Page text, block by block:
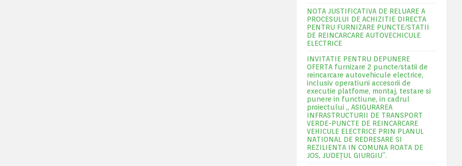
NOTA JUSTIFICATIVA DE RELUARE A
PROCESULUI DE ACHIZITIE DIRECTA
PENTRU FURNIZARE PUNCTE/STATII
DE REINCARCARE AUTOVECHICULE
ELECTRICE
INVITATIE PENTRU DEPUNERE
OFERTA furnizare 2 puncte/statii de
reincarcare autovehicule electrice,
inclusiv operatiuni accesorii de
executie platfome, montaj, testare si
punere in functiune, in cadrul
proiectului „ ASIGURAREA
INFRASTRUCTURII DE TRANSPORT
VERDE-PUNCTE DE REINCARCARE
VEHICULE ELECTRICE PRIN PLANUL
NATIONAL DE REDRESARE SI
REZILIENTA IN COMUNA ROATA DE
JOS, JUDEŢUL GIURGIU”.